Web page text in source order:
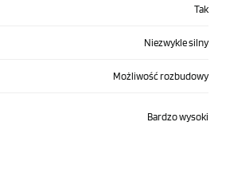
Tak
Niezwykle silny
Możliwość rozbudowy
Bardzo wysoki